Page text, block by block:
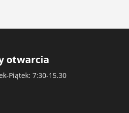
otwarcia
Piątek: 7:30-15.30